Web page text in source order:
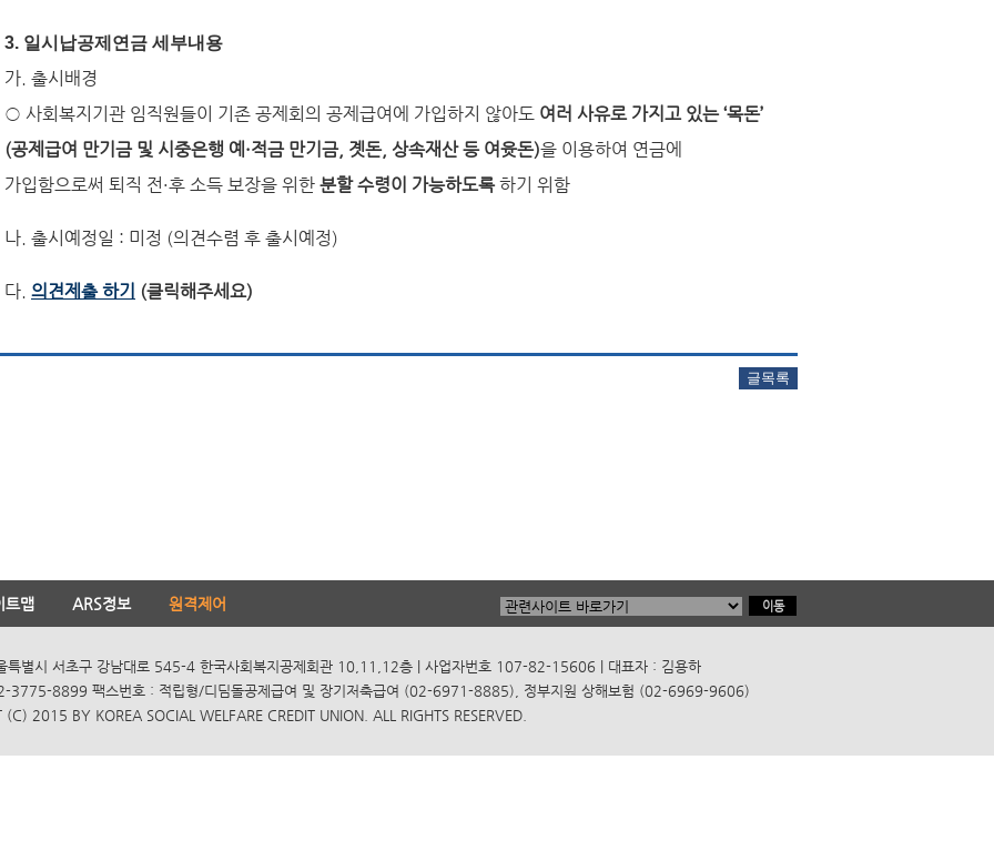
3. 일시납공제연금 세부내용
가. 출시배경
○ 사회복지기관 임직원들이 기존 공제회의 공제급여에 가입하지 않아도 여러 사유로 가지고 있는‘목돈’
(공제급여 만기금 및 시중은행 예 ·적금 만기금, 곗돈, 상속재산 등 여윳돈)을 이용하여 연금에
가입함으로써 퇴직 전·후 소득 보장을 위한 분할 수령이 가능하도록하기 위함
나. 출시예정일 : 미정 (의견수렴 후 출시예정)
다. 의견제출 하기 (클릭해주세요)
트맵 ARS정보 원격제어
별시 서초구 강남대로 545-4 한국사회복지공제회관 10,11,12층 | 사업자번호 107-82-15606 | 대표자 : 김용하
3775-8899 팩스번호 : 적립형/디딤돌공제급여 및 장기저축급여 (02-6971-8885), 정부지원 상해보험 (02-6969-9606)
(C) 2015 BY KOREA SOCIAL WELFARE CREDIT UNION. ALL RIGHTS RESERVED.